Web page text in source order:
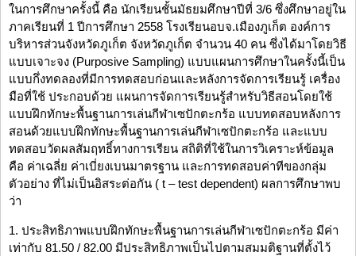
ในการศึกษาครั้งนี้ คือ นักเรียนชั้นมัธยมศึกษาปีที่ 3/6 ซึ่งศึกษาอยู่ใน
ภาคเรียนที่ 1 ปีการศึกษา 2558 โรงเรียนอบจ.เมืองภูเก็ต องค์การ
บริหารส่วนจังหวัดภูเก็ต จังหวัดภูเก็ต จำนวน 40 คน ซึ่งได้มาโดยวิธี
แบบเจาะจง (Purposive Sampling) แบบแผนการศึกษาในครั้งนี้เป็น
แบบกึ่งทดลองที่มีการทดสอบก่อนและหลังการจัดการเรียนรู้ เครื่อง
มือที่ใช้ ประกอบด้วย แผนการจัดการเรียนรู้สำหรับวิธีสอนโดยใช้
แบบฝึกทักษะพื้นฐานการเล่นกีฬาเซปักตะกร้อ แบบทดสอบหลังการ
สอนด้วยแบบฝึกทักษะพื้นฐานการเล่นกีฬาเซปักตะกร้อ และแบบ
ทดสอบวัดผลสัมฤทธิ์ทางการเรียน สถิติที่ใช้ในการวิเคราะห์ข้อมูล
คือ ค่าเฉลี่ย ค่าเบี่ยงเบนมาตรฐาน และการทดสอบค่าทีของกลุ่ม
ตัวอย่าง ที่ไม่เป็นอิสระต่อกัน ( t – test dependent) ผลการศึกษาพบ
ว่า
1. ประสิทธิภาพแบบฝึกทักษะพื้นฐานการเล่นกีฬาเซปักตะกร้อ มีค่า
เท่ากับ 81.50 / 82.00 มีประสิทธิภาพเป็นไปตามสมมติฐานที่ตั้งไว้